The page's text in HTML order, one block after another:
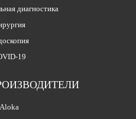
диагностика
19
Aloka